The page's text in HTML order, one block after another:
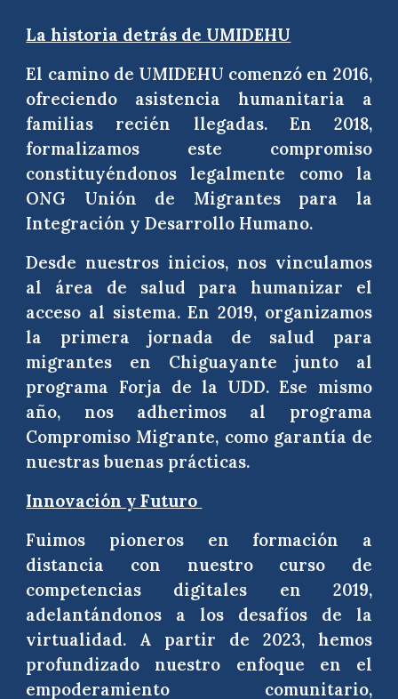
La historia detrás de UMIDEHU
El camino de UMIDEHU comenzó en 2016,
ofreciendo asistencia humanitaria a
familias recién llegadas. En 2018,
formalizamos este compromiso
constituyéndonos legalmente como la
ONG Unión de Migrantes para la
Integración y Desarrollo Humano.
Desde nuestros inicios, nos vinculamos
al área de salud para humanizar el
acceso al sistema. En 2019, organizamos
la primera jornada de salud para
migrantes en Chiguayante junto al
programa Forja de la UDD. Ese mismo
año, nos adherimos al programa
Compromiso Migrante, como garantía de
nuestras buenas prácticas.
Innovación y Futuro
Fuimos pioneros en formación a
distancia con nuestro curso de
competencias digitales en 2019,
adelantándonos a los desafíos de la
virtualidad. A partir de 2023, hemos
profundizado nuestro enfoque en el
empoderamiento comunitario,